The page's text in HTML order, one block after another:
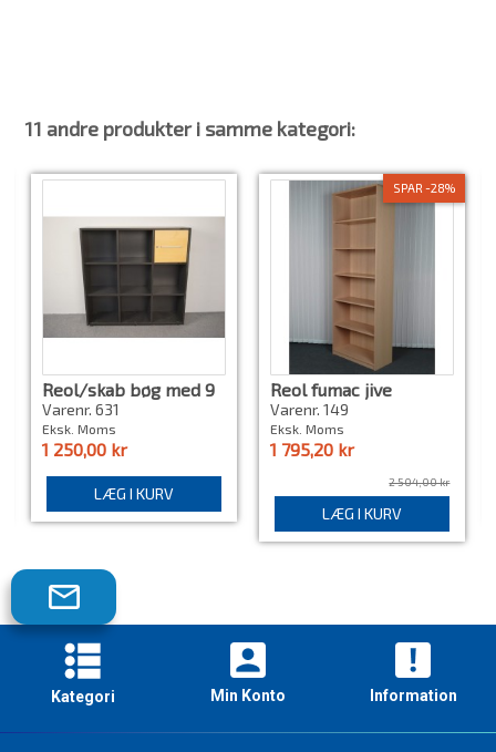
11 andre produkter i samme kategori:
Reol/skab bøg med 9
rum, brugt
Varenr. 631
Eksk. Moms
1 250,00 kr
LÆG I KURV
SPAR -28%
Reol fumac jive
Varenr. 149
Eksk. Moms
1 795,20 kr
2 504,00 kr
LÆG I KURV
Tilmeld
vores
nyhedsbrev!
Kategori Min Konto Information